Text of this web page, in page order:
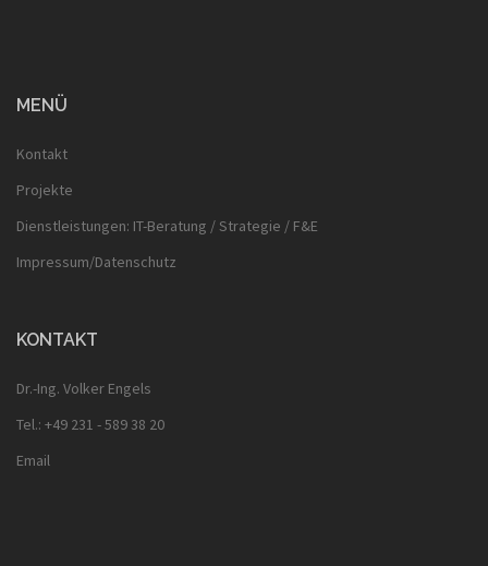
MENÜ
Kontakt
Projekte
Dienstleistungen: IT-Beratung / Strategie / F&E
Impressum/Datenschutz
KONTAKT
Dr.-Ing. Volker Engels
Tel.: +49 231 - 589 38 20
Email